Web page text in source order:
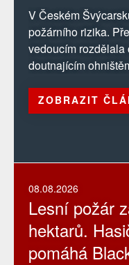
V Českém
požárního rizika.
vedoucím rozdělala
doutnajícím
ZOBRAZIT
08.08.2026
Lesní požár
hektarů.
pomáhá